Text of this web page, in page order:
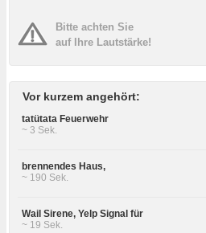
Bitte achten Sie
auf Ihre Lautstärke!
Vor kurzem angehört:
tatütata Feuerwehr
~ 3 Sek.
brennendes Haus,
~ 190 Sek.
Wail Sirene, Yelp Signal für
~ 19 Sek.